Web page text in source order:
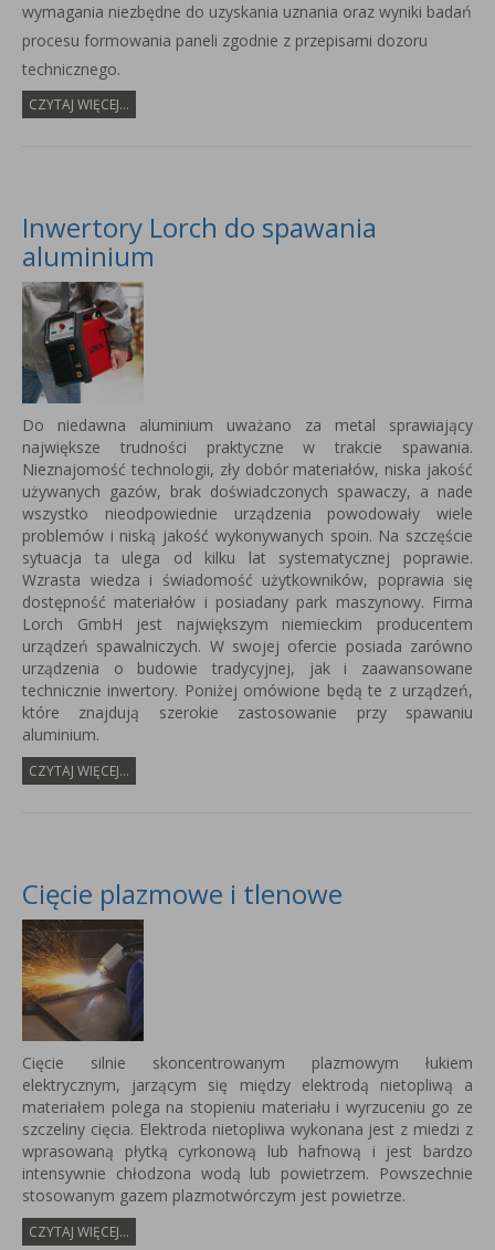
wymagania niezbędne do uzyskania uznania oraz wyniki badań
procesu formowania paneli zgodnie z przepisami dozoru
technicznego.
CZYTAJ WIĘCEJ...
Inwertory Lorch do spawania
aluminium
Do niedawna aluminium uważano za metal sprawiający
największe trudności praktyczne w trakcie spawania.
Nieznajomość technologii, zły dobór materiałów, niska jakość
używanych gazów, brak doświadczonych spawaczy, a nade
wszystko nieodpowiednie urządzenia powodowały wiele
problemów i niską jakość wykonywanych spoin. Na szczęście
sytuacja ta ulega od kilku lat systematycznej poprawie.
Wzrasta wiedza i świadomość użytkowników, poprawia się
dostępność materiałów i posiadany park maszynowy. Firma
Lorch GmbH jest największym niemieckim producentem
urządzeń spawalniczych. W swojej ofercie posiada zarówno
urządzenia o budowie tradycyjnej, jak i zaawansowane
technicznie inwertory. Poniżej omówione będą te z urządzeń,
które znajdują szerokie zastosowanie przy spawaniu
aluminium.
CZYTAJ WIĘCEJ...
Cięcie plazmowe i tlenowe
Cięcie silnie skoncentrowanym plazmowym łukiem
elektrycznym, jarzącym się między elektrodą nietopliwą a
materiałem polega na stopieniu materiału i wyrzuceniu go ze
szczeliny cięcia. Elektroda nietopliwa wykonana jest z miedzi z
wprasowaną płytką cyrkonową lub hafnową i jest bardzo
intensywnie chłodzona wodą lub powietrzem. Powszechnie
stosowanym gazem plazmotwórczym jest powietrze.
CZYTAJ WIĘCEJ...